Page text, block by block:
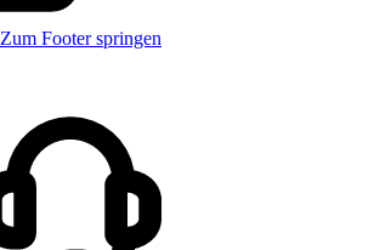
Zum Footer springen